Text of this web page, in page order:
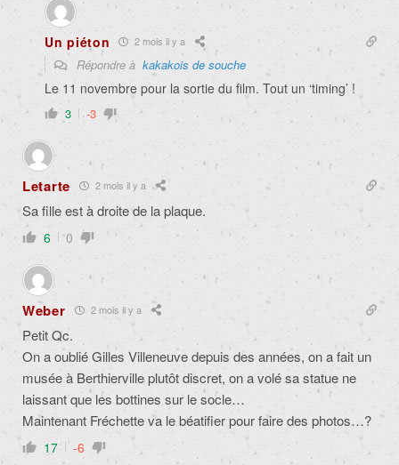
Un piéton 2 mois il y a
Répondre à kakakois de souche
Le 11 novembre pour la sortie du film. Tout un ‘timing’ !
3 -3
Letarte 2 mois il y a
Sa fille est à droite de la plaque.
6 0
Weber 2 mois il y a
Petit Qc.
On a oublié Gilles Villeneuve depuis des années, on a fait un
musée à Berthierville plutôt discret, on a volé sa statue ne
laissant que les bottines sur le socle…
Maintenant Fréchette va le béatifier pour faire des photos…?
17 -6